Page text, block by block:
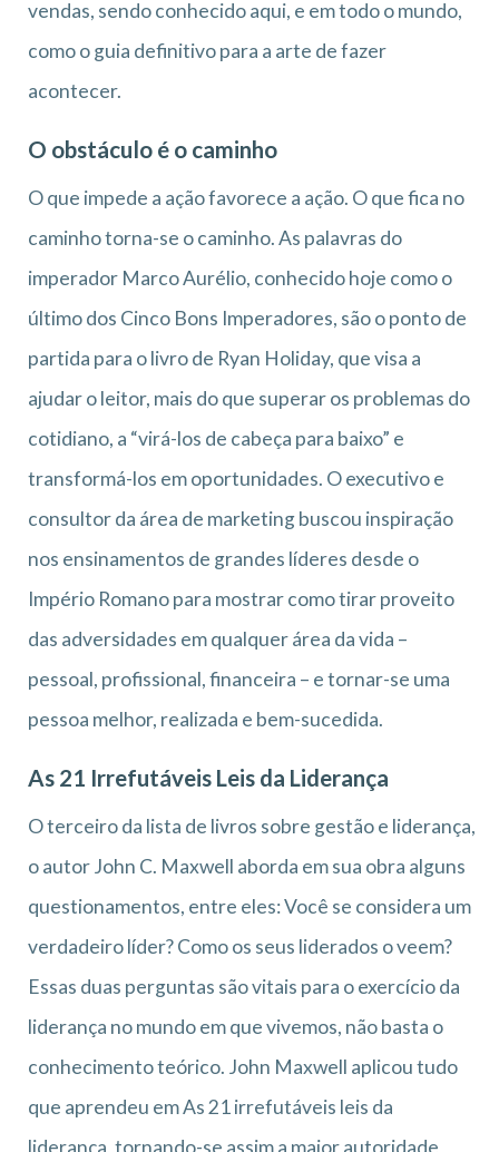
vendas, sendo conhecido aqui, e em todo o mundo,
como o guia definitivo para a arte de fazer
acontecer.
O obstáculo é o caminho
O que impede a ação favorece a ação. O que fica no
caminho torna-se o caminho. As palavras do
imperador Marco Aurélio, conhecido hoje como o
último dos Cinco Bons Imperadores, são o ponto de
partida para o livro de Ryan Holiday, que visa a
ajudar o leitor, mais do que superar os problemas do
cotidiano, a “virá-los de cabeça para baixo” e
transformá-los em oportunidades. O executivo e
consultor da área de marketing buscou inspiração
nos ensinamentos de grandes líderes desde o
Império Romano para mostrar como tirar proveito
das adversidades em qualquer área da vida –
pessoal, profissional, financeira – e tornar-se uma
pessoa melhor, realizada e bem-sucedida.
As 21 Irrefutáveis Leis da Liderança
O terceiro da lista de livros sobre gestão e liderança,
o autor John C. Maxwell aborda em sua obra alguns
questionamentos, entre eles: Você se considera um
verdadeiro líder? Como os seus liderados o veem?
Essas duas perguntas são vitais para o exercício da
liderança no mundo em que vivemos, não basta o
conhecimento teórico. John Maxwell aplicou tudo
que aprendeu em As 21 irrefutáveis leis da
liderança, tornando-se assim a maior autoridade